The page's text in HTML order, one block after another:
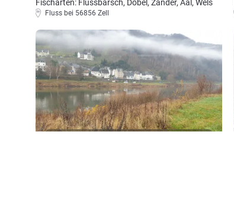
Fischarten: Flussbarsch, Döbel, Zander, Aal, Wels
Fluss bei 56856 Zell